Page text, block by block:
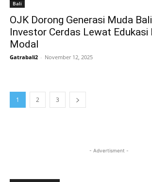
Bali
OJK Dorong Generasi Muda
Investor Cerdas Lewat Edukasi
Modal
Gatrabali2 - November 12, 2025
1 2 3
- Advertisment -